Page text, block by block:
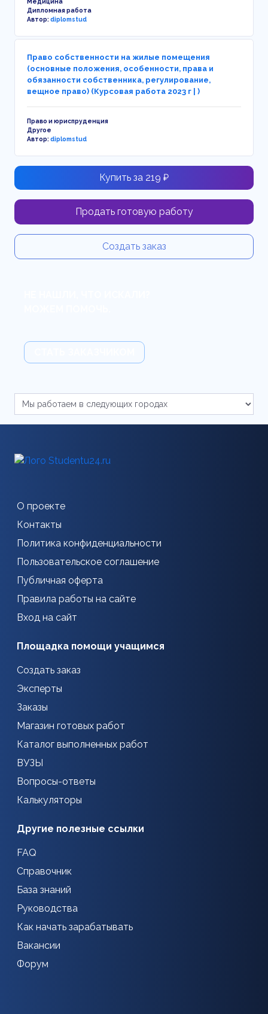
Дипломная работа
Автор:diplomstud
Право собственности на жилые помещения
(основные положения, особенности, права и
обязанности собственника, регулирование,
вещное право) (Курсовая работа 2023 г | )
Право и юриспруденция
Другое
Автор:diplomstud
Купить за 219 ₽
Продать готовую работу
Создать заказ
О проекте
Контакты
Политика конфиденциальности
Пользовательское соглашение
Публичная оферта
Правила работы на сайте
Вход на сайт
Площадка помощи учащимся
Создать заказ
Эксперты
Заказы
Магазин готовых работ
Каталог выполненных работ
ВУЗЫ
Вопросы-ответы
Калькуляторы
Другие полезные ссылки
FAQ
Справочник
База знаний
Руководства
Как начать зарабатывать
Вакансии
Форум